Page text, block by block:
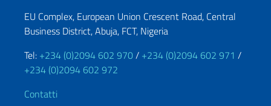
EU Complex, European Union Crescent Road, Central
Business District, Abuja, FCT, Nigeria
Tel: +234 (0)2094 602 970/ +234 (0)2094 602 971 /
+234 (0)2094 602 972
Contatti